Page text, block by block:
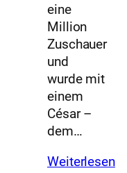
eine
Million
Zuschauer
und
wurde mit
einem
César –
dem…
Weiterlesen